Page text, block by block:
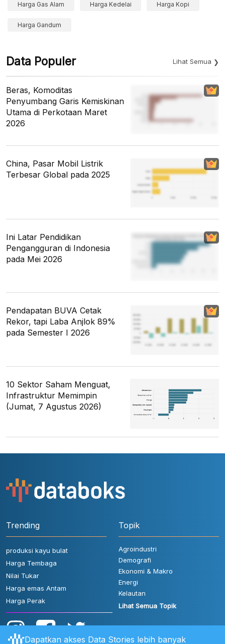
Harga Gas Alam Harga Kedelai Harga Kopi
Harga Gandum
Data Populer Lihat Semua
Beras, Komoditas
Penyumbang Garis Kemiskinan
Utama di Perkotaan Maret
2026
China, Pasar Mobil Listrik
Terbesar Global pada 2025
Ini Latar Pendidikan
Pengangguran di Indonesia
pada Mei 2026
Pendapatan BUVA Cetak
Rekor, tapi Laba Anjlok 89%
pada Semester I 2026
10 Sektor Saham Menguat,
Infrastruktur Memimpin
(Jumat, 7 Agustus 2026)
Trending
produksi kayu bulat
Harga Tembaga
Nilai Tukar
Harga emas Antam
Harga Perak
Topik
Agroindustri
Demografi
Ekonomi & Makro
Energi
Kelautan
Lihat Semua Topik
Dapatkan akses Data Stories lebih banyak